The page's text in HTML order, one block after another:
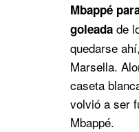
Mbappé
goleada de
quedarse
Marsella.
caseta
volvió a ser
Mbappé.